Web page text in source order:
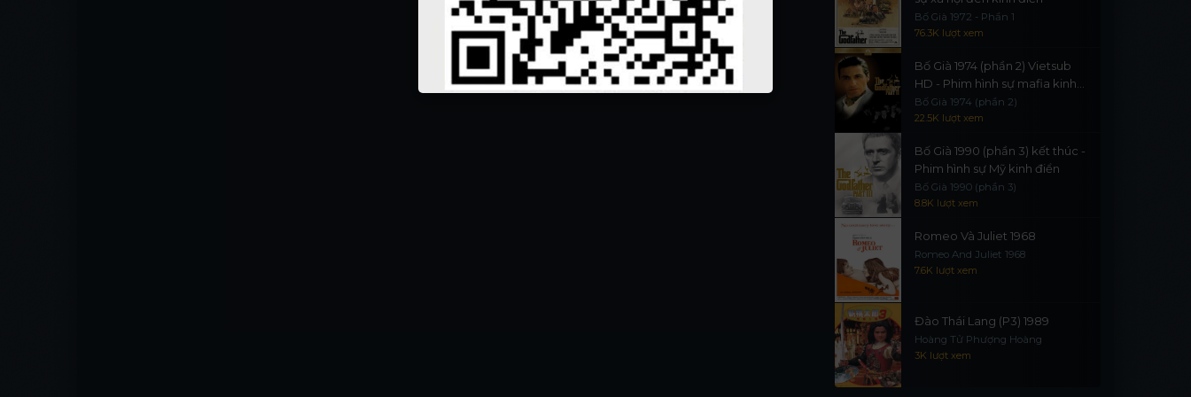
Bố Già 1972 - Phần 1
76.3K lượt xem
Bố Già 1974 (phần 2) Vietsub
HD - Phim hình sự mafia kinh
điển
Bố Già 1974 (phần 2)
22.5K lượt xem
Bố Già 1990 (phần 3) kết thúc -
Phim hình sự Mỹ kinh điển
Bố Già 1990 (phần 3)
8.8K lượt xem
Romeo Và Juliet 1968
Romeo And Juliet 1968
7.6K lượt xem
Đào Thái Lang (P3) 1989
Hoàng Tử Phượng Hoàng
3K lượt xem